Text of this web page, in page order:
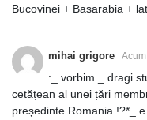
Bucovinei + Basarabia +
mihai grigore
:_ vorbim _ dragi
cetățean al unei țări
președinte Romania !?*_